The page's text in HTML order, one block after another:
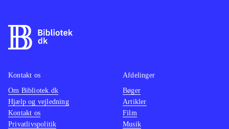
Kontakt os
Om Bibliotek.dk
Hjælp og vejledning
Kontakt os
Privatlivspolitik
Afdelinger
Bøger
Artikler
Film
Musik